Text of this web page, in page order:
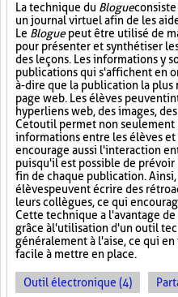
La technique du Blogue
un journal virtuel afin de les
Le Bloguepeut être utilisé de
pour présenter et synthétiser
des leçons. Les informations y
publications qui s'affichent en
à-dire que la publication la plus
page web. Les élèves peuvent
hyperliens web, des images,
Cet outil permet non seulement
informations entre les élèves
encourage aussi l'interaction
puisqu'il est possible de
fin de chaque publication.
élèves peuvent écrire des
leurs collègues, ce qui
Cette technique a l'avantage
grâce à l'utilisation d'un outil
généralement à l'aise, ce qui
facile à mettre en place.
Outil électronique (4)